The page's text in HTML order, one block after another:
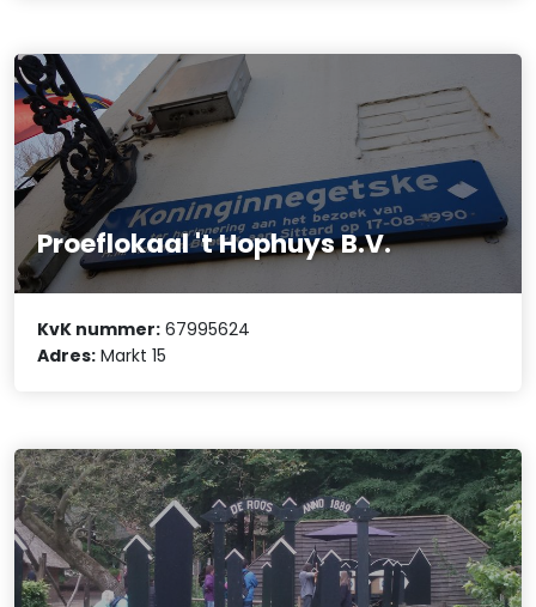
Proeflokaal 't Hophuys B.V.
KvK nummer: 67995624
Adres: Markt 15